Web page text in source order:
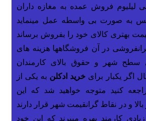
لیلیوم فروش عمده به مغازه داران
به صورت بی واسطه عمل مینماید
قیمت بهتری کالای خود را بفروش برساند
در آن فروشگاهها هزینه های
سطح شهر و حقوق بالای کارمندان
اگر یکبار برای خرید ادکلن به یکی از
کنید متوجه خواهید شد که این
بالا و در نقاط گرانقیمت شهر قرار دارند
کارمند بهره میبرند که این خود